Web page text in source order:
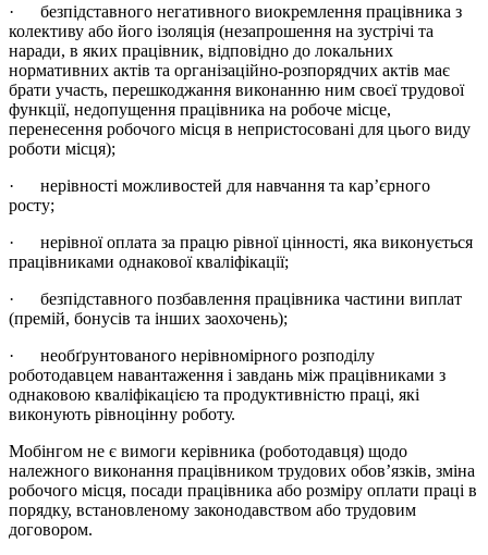
· безпідставного негативного виокремлення працівника з
колективу або його ізоляція (незапрошення на зустрічі та
наради, в яких працівник, відповідно до локальних
нормативних актів та організаційно-розпорядчих актів має
брати участь, перешкоджання виконанню ним своєї трудової
функції, недопущення працівника на робоче місце,
перенесення робочого місця в непристосовані для цього виду
роботи місця);
· нерівності можливостей для навчання та кар’єрного
росту;
· нерівної оплата за працю рівної цінності, яка виконується
працівниками однакової кваліфікації;
· безпідставного позбавлення працівника частини виплат
(премій, бонусів та інших заохочень);
· необґрунтованого нерівномірного розподілу
роботодавцем навантаження і завдань між працівниками з
однаковою кваліфікацією та продуктивністю праці, які
виконують рівноцінну роботу.
Мобінгом не є вимоги керівника (роботодавця) щодо
належного виконання працівником трудових обов’язків, зміна
робочого місця, посади працівника або розміру оплати праці в
порядку, встановленому законодавством або трудовим
договором.